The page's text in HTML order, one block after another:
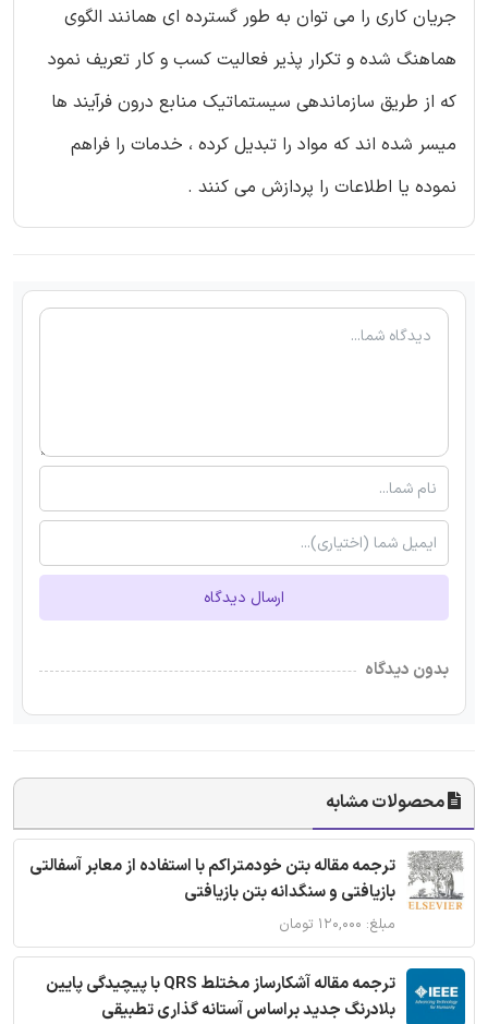
جریان کاری را می توان به طور گسترده ای همانند الگوی
هماهنگ شده و تکرار پذیر فعالیت کسب و کار تعریف نمود
که از طریق سازماندهی سیستماتیک منابع درون فرآیند ها
میسر شده اند که مواد را تبدیل کرده ، خدمات را فراهم
نموده یا اطلاعات را پردازش می کنند .
ارسال دیدگاه
بدون دیدگاه
محصولات مشابه
ترجمه مقاله بتن خودمتراکم با استفاده از معابر آسفالتی
بازیافتی و سنگدانه بتن بازیافتی
مبلغ: ۱۲۰,۰۰۰ تومان
ترجمه مقاله آشکارساز مختلط QRS با پیچیدگی پایین
بلادرنگ جدید براساس آستانه گذاری تطبیقی